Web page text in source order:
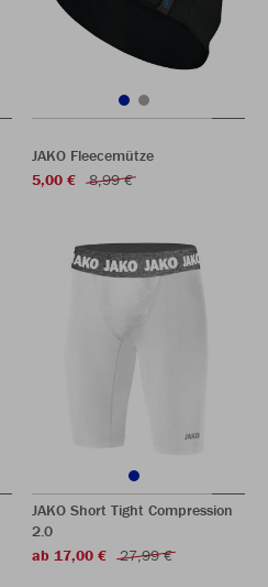
JAKO Fleecemütze
5,00 €
8,99 €
JAKO Short Tight Compression
2.0
ab 17,00 €
27,99 €